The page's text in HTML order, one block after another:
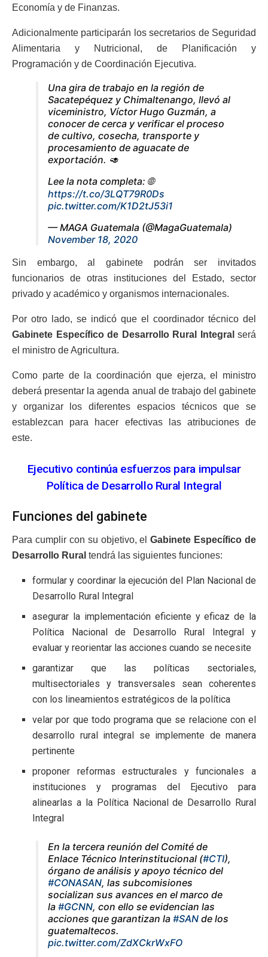
Economía y de Finanzas.
Adicionalmente participarán los secretarios de Seguridad
Alimentaria y Nutricional, de Planificación y
Programación y de Coordinación Ejecutiva.
Una gira de trabajo en la región de
Sacatepéquez y Chimaltenango, llevó al
viceministro, Víctor Hugo Guzmán, a
conocer de cerca y verificar el proceso
de cultivo, cosecha, transporte y
procesamiento de aguacate de
exportación. 🥑
Lee la nota completa: 🌐
https://t.co/3LQT79R0Ds
pic.twitter.com/K1D2tJ53i1
— MAGA Guatemala (@MagaGuatemala)
November 18, 2020
Sin embargo, al gabinete podrán ser invitados
funcionarios de otras instituciones del Estado, sector
privado y académico y organismos internacionales.
Por otro lado, se indicó que el coordinador técnico del
Gabinete Específico de Desarrollo Rural Integral será
el ministro de Agricultura.
Como parte de la coordinación que ejerza, el ministro
deberá presentar la agenda anual de trabajo del gabinete
y organizar los diferentes espacios técnicos que se
establezcan para hacer efectivas las atribuciones de
este.
Ejecutivo continúa esfuerzos para impulsar
Política de Desarrollo Rural Integral
Funciones del gabinete
Para cumplir con su objetivo, elGabinete Específico de
Desarrollo Rural tendrá las siguientes funciones:
formular y coordinar la ejecución del Plan Nacional de
Desarrollo Rural Integral
asegurar la implementación eficiente y eficaz de la
Política Nacional de Desarrollo Rural Integral y
evaluar y reorientar las acciones cuando se necesite
garantizar que las políticas sectoriales,
multisectoriales y transversales sean coherentes
con los lineamientos estratégicos de la política
velar por que todo programa que se relacione con el
desarrollo rural integral se implemente de manera
pertinente
proponer reformas estructurales y funcionales a
instituciones y programas del Ejecutivo para
alinearlas a la Política Nacional de Desarrollo Rural
Integral
En la tercera reunión del Comité de
Enlace Técnico Interinstitucional (#CTI),
órgano de análisis y apoyo técnico del
#CONASAN, las subcomisiones
socializan sus avances en el marco de
la #GCNN, con ello se evidencian las
acciones que garantizan la #SAN de los
guatemaltecos.
pic.twitter.com/ZdXCkrWxFO